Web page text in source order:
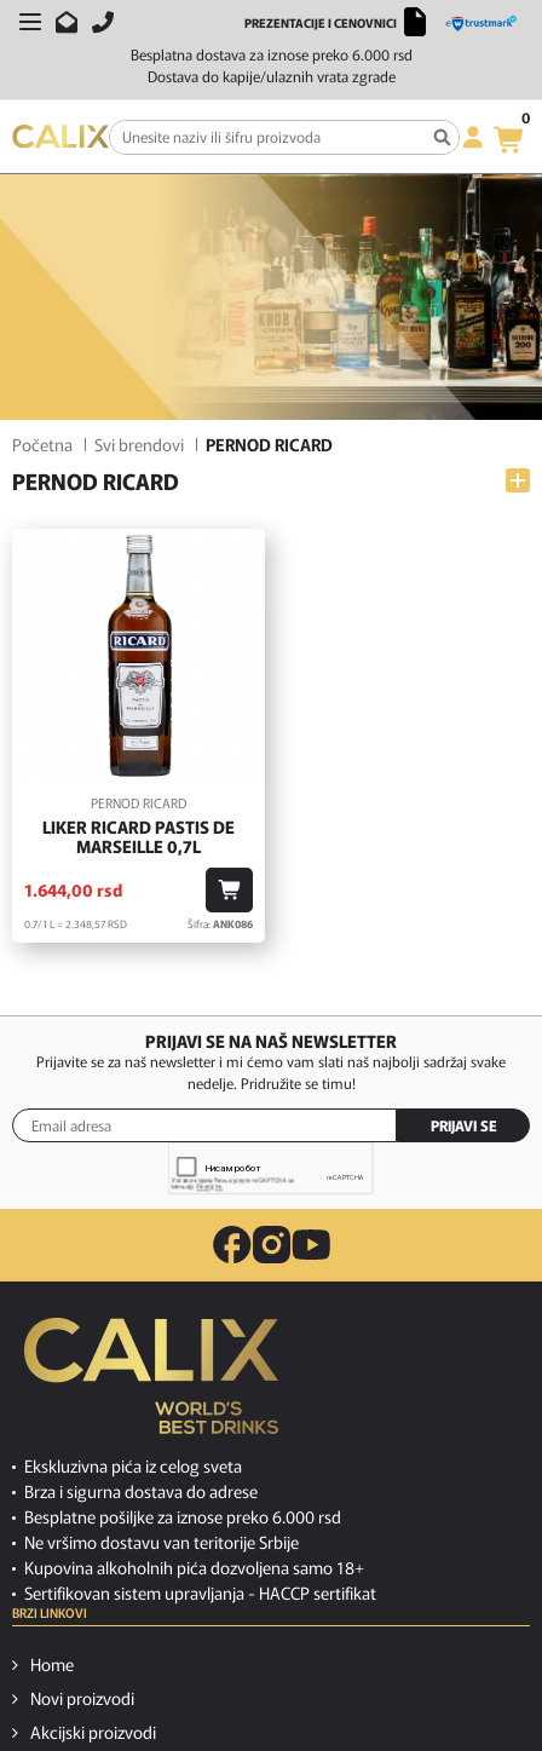
Besplatna dostava za iznose preko 6.000 rsd
Dostava do kapije/ulaznih vrata zgrade
PREZENTACIJE I CENOVNICI
0
Početna Svi brendovi PERNOD RICARD
PERNOD RICARD
FILTERI
SORTIRAJ
PERNOD RICARD
LIKER RICARD PASTIS DE
MARSEILLE 0,7L
1.644,00 rsd
0.7/1 L = 2.348,57RSD Šifra:ANK086
PRIJAVI SE NA NAŠ NEWSLETTER
Prijavite se za naš newsletter i mi ćemo vam slati naš najbolji sadržaj svake
nedelje. Pridružite se timu!
PRIJAVI SE
Ekskluzivna pića iz celog sveta
Brza i sigurna dostava do adrese
Besplatne pošiljke za iznose preko 6.000 rsd
Ne vršimo dostavu van teritorije Srbije
Kupovina alkoholnih pića dozvoljena samo 18+
Sertifikovan sistem upravljanja - HACCP sertifikat
BRZI LINKOVI
Home
Novi proizvodi
Akcijski proizvodi